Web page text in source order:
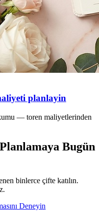
planlayin
— toren maliyetlerinden
Bugün
binlerce çifte katılın.
Deneyin